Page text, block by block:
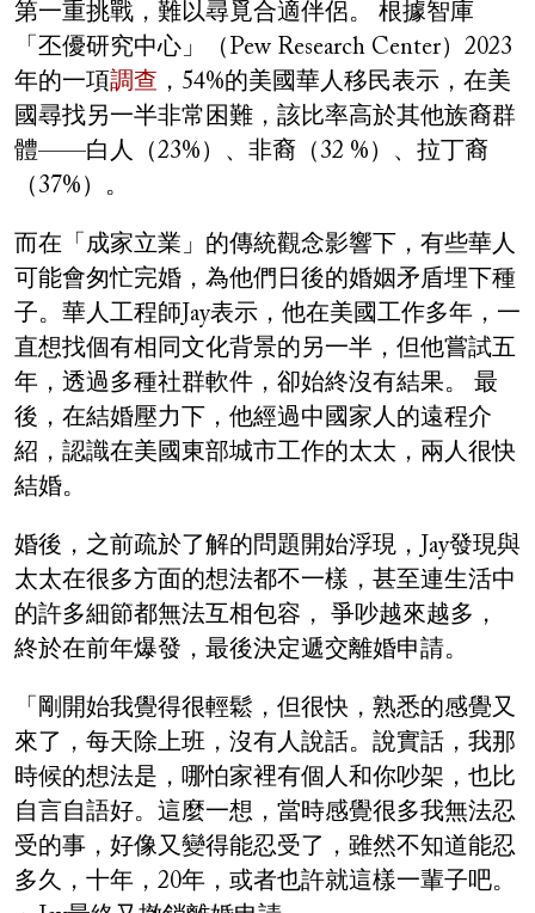
第一重挑戰，難以尋覓合適伴侶。 根據智庫
「丕優研究中心」（Pew Research Center）2023
年的一項調查 ，54%的美國華人移民表示，在美
國尋找另一半非常困難，該比率高於其他族裔群
體——白人（23%）、非裔（32 %）、拉丁裔
（37%）。
而在「成家立業」的傳統觀念影響下，有些華人
可能會匆忙完婚，為他們日後的婚姻矛盾埋下種
子。華人工程師Jay表示，他在美國工作多年，一
直想找個有相同文化背景的另一半，但他嘗試五
年，透過多種社群軟件，卻始終沒有結果。 最
後，在結婚壓力下，他經過中國家人的遠程介
紹，認識在美國東部城市工作的太太，兩人很快
結婚。
婚後，之前疏於了解的問題開始浮現，Jay發現與
太太在很多方面的想法都不一樣，甚至連生活中
的許多細節都無法互相包容， 爭吵越來越多，
終於在前年爆發，最後決定遞交離婚申請。
「剛開始我覺得很輕鬆，但很快，熟悉的感覺又
來了，每天除上班，沒有人說話。說實話，我那
時候的想法是，哪怕家裡有個人和你吵架，也比
自言自語好。這麼一想，當時感覺很多我無法忍
受的事，好像又變得能忍受了，雖然不知道能忍
多久，十年，20年，或者也許就這樣一輩子吧。